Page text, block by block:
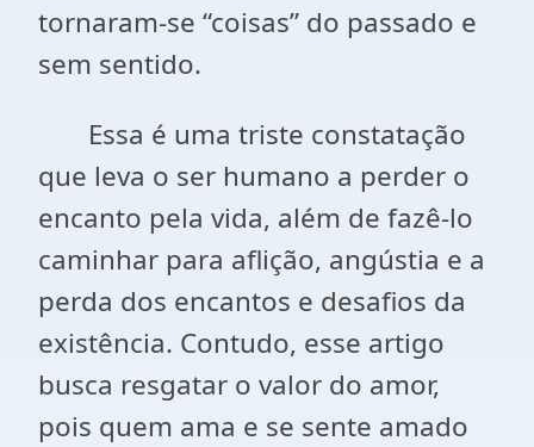
tornaram-se “coisas” do passado e
sem sentido.
Essa é uma triste constatação
que leva o ser humano a perder o
encanto pela vida, além de fazê-lo
caminhar para aflição, angústia e a
perda dos encantos e desafios da
existência. Contudo, esse artigo
busca resgatar o valor do amor,
pois quem ama e se sente amado